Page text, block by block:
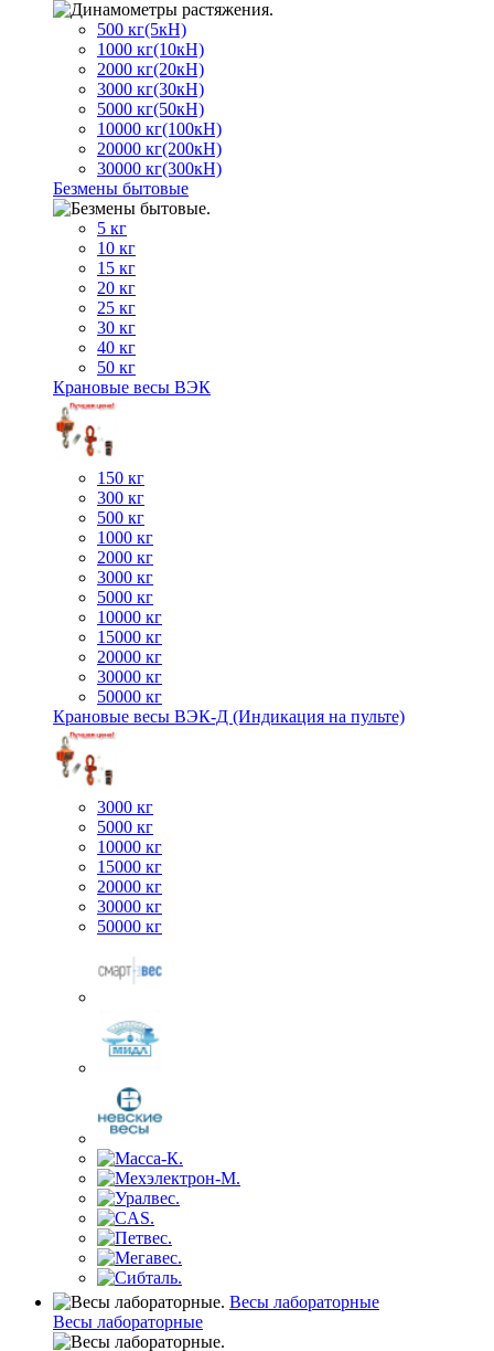
500 кг(5кН)
1000 кг(10кН)
2000 кг(20кН)
3000 кг(30кН)
5000 кг(50кН)
10000 кг(100кН)
20000 кг(200кН)
30000 кг(300кН)
Безмены бытовые
5 кг
10 кг
15 кг
20 кг
25 кг
30 кг
40 кг
50 кг
Крановые весы ВЭК
150 кг
300 кг
500 кг
1000 кг
2000 кг
3000 кг
5000 кг
10000 кг
15000 кг
20000 кг
30000 кг
50000 кг
Крановые весы ВЭК-Д (Индикация на пульте)
3000 кг
5000 кг
10000 кг
15000 кг
20000 кг
30000 кг
50000 кг
Весы лабораторные
Весы лабораторные